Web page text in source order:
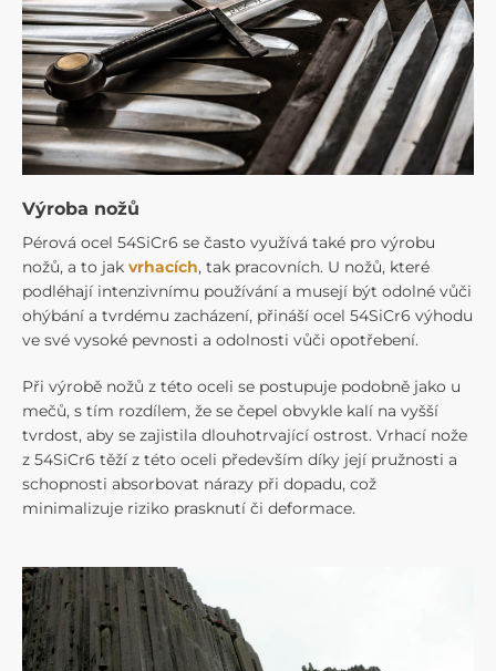
Výroba nožů
Pérová ocel 54SiCr6 se často využívá také pro výrobu
nožů, a to jak vrhacích, tak pracovních. U nožů, které
podléhají intenzivnímu používání a musejí být odolné vůči
ohýbání a tvrdému zacházení, přináší ocel 54SiCr6 výhodu
ve své vysoké pevnosti a odolnosti vůči opotřebení.
Při výrobě nožů z této oceli se postupuje podobně jako u
mečů, s tím rozdílem, že se čepel obvykle kalí na vyšší
tvrdost, aby se zajistila dlouhotrvající ostrost. Vrhací nože
z 54SiCr6 těží z této oceli především díky její pružnosti a
schopnosti absorbovat nárazy při dopadu, což
minimalizuje riziko prasknutí či deformace.